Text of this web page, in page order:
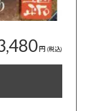
円 (税込)